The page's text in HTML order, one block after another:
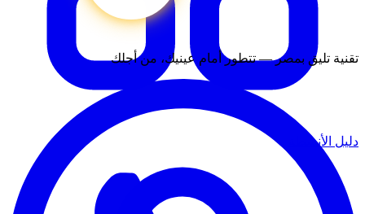
تقنية تليق بمصر — تتطور أمام عينيك، من أجلك
دليل الأنشطة